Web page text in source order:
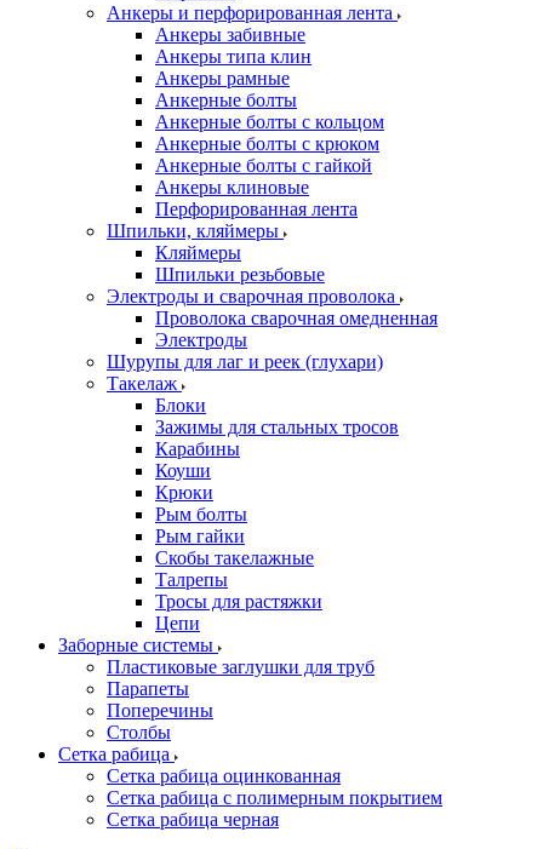
Анкеры и перфорированная лента
Анкеры забивные
Анкеры типа клин
Анкеры рамные
Анкерные болты
Анкерные болты с кольцом
Анкерные болты с крюком
Анкерные болты с гайкой
Анкеры клиновые
Перфорированная лента
Шпильки, кляймеры
Кляймеры
Шпильки резьбовые
Электроды и сварочная проволока
Проволока сварочная омедненная
Электроды
Шурупы для лаг и реек (глухари)
Такелаж
Блоки
Зажимы для стальных тросов
Карабины
Коуши
Крюки
Рым болты
Рым гайки
Скобы такелажные
Талрепы
Тросы для растяжки
Цепи
Заборные системы
Пластиковые заглушки для труб
Парапеты
Поперечины
Столбы
Сетка рабица
Сетка рабица оцинкованная
Сетка рабица с полимерным покрытием
Сетка рабица черная